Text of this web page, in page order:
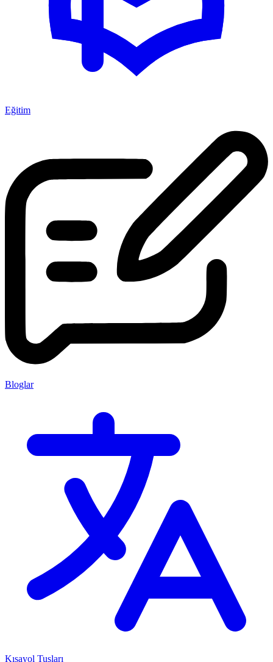
Eğitim
Bloglar
Kısayol Tuşları